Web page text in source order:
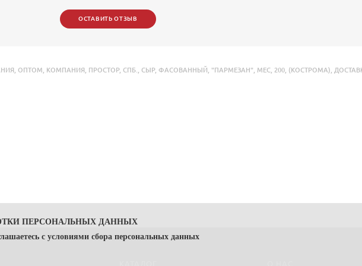
ОСТАВИТЬ ОТЗЫВ
ОПТОМ КОМПАНИЯ ПРОСТОР, СПБ. СЫР, ФАСОВАННЫЙ "ПАРМЕЗАН" МЕС 200 (КОСТРОМА)
ПЕРСОНАЛЬНЫХ ДАННЫХ
с условиями сбора персональных данных